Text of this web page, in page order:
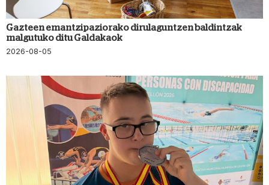
Gazteen emantzipaziorako dirulaguntzen baldintzak
malgutuko ditu Galdakaok
2026-08-05